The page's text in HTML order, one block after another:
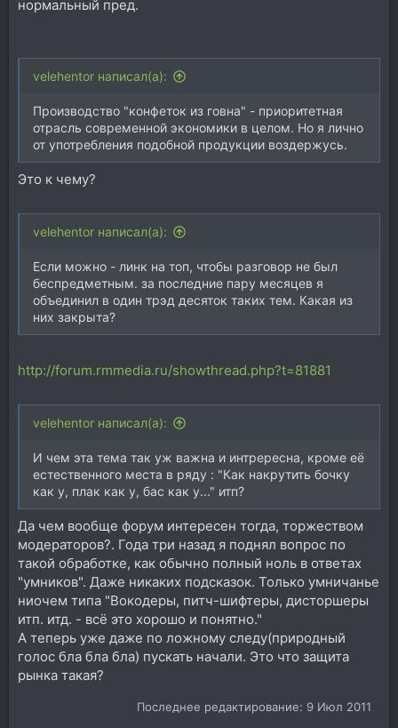
нормальный пред.
velehentor написал(а):
Производство "конфеток из говна" - приоритетная
отрасль современной экономики в целом. Но я лично
от употребления подобной продукции воздержусь.
Это к чему?
velehentor написал(а):
Если можно - линк на топ, чтобы разговор не был
беспредметным. за последние пару месяцев я
объединил в один трэд десяток таких тем. Какая из
них закрыта?
http://forum.rmmedia.ru/showthread.php?t=81881
velehentor написал(а):
И чем эта тема так уж важна и интрересна, кроме её
естественного места в ряду : "Как накрутить бочку
как у, плак как у, бас как у..." итп?
Да чем вообще форум интересен тогда, торжеством
модераторов?. Года три назад я поднял вопрос по
такой обработке, как обычно полный ноль в ответах
"умников". Даже никаких подсказок. Только умничанье
ниочем типа "Вокодеры, питч-шифтеры, дисторшеры
итп. итд. - всё это хорошо и понятно."
А теперь уже даже по ложному следу(природный
голос бла бла бла) пускать начали. Это что защита
рынка такая?
Последнее редактирование: 9 Июл 2011